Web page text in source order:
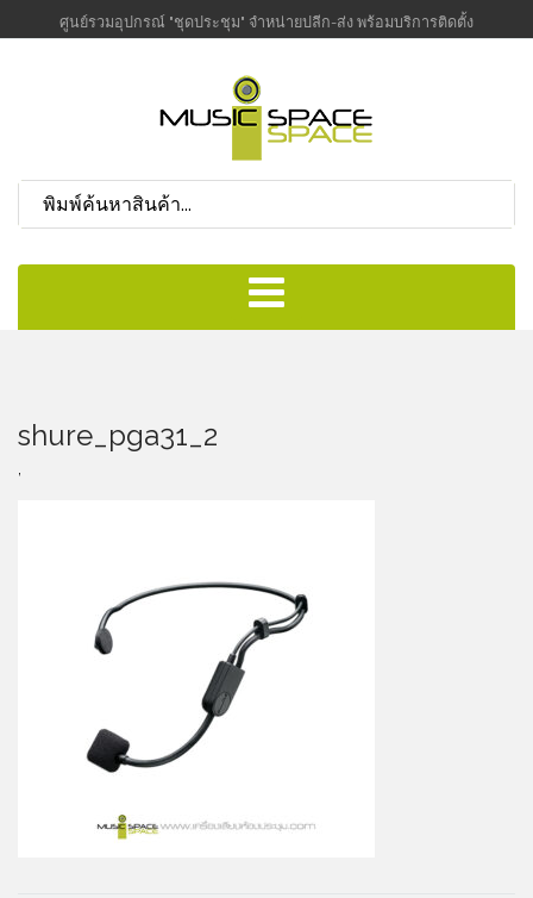
ศูนย์รวมอุปกรณ์ "ชุดประชุม" จำหน่ายปลีก-ส่ง พร้อมบริการติดตั้ง
shure_pga31_2